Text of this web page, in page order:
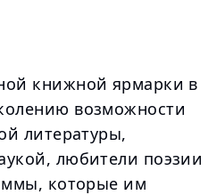
книжной ярмарки в
возможности
литературы,
любители поэзии
которые им